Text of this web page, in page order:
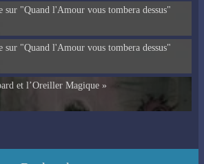
sur "Quand l'Amour vous tombera dessus"
sur "Quand l'Amour vous tombera dessus"
et l’Oreiller Magique »